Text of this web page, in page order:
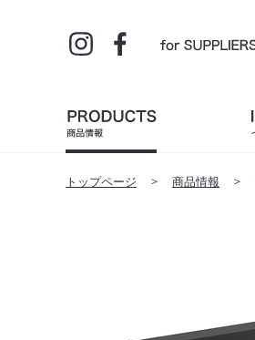
トップページ 商品情報